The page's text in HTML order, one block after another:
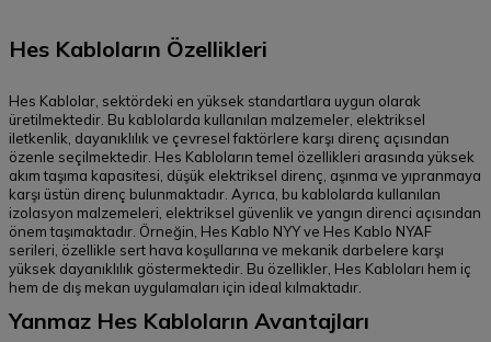
Hes Kabloların Özellikleri
Hes Kablolar, sektördeki en yüksek standartlara uygun olarak
üretilmektedir. Bu kablolarda kullanılan malzemeler, elektriksel
iletkenlik, dayanıklılık ve çevresel faktörlere karşı direnç açısından
özenle seçilmektedir. Hes Kabloların temel özellikleri arasında yüksek
akım taşıma kapasitesi, düşük elektriksel direnç, aşınma ve yıpranmaya
karşı üstün direnç bulunmaktadır. Ayrıca, bu kablolarda kullanılan
izolasyon malzemeleri, elektriksel güvenlik ve yangın direnci açısından
önem taşımaktadır. Örneğin, Hes Kablo NYY ve Hes Kablo NYAF
serileri, özellikle sert hava koşullarına ve mekanik darbelere karşı
yüksek dayanıklılık göstermektedir. Bu özellikler, Hes Kabloları hem iç
hem de dış mekan uygulamaları için ideal kılmaktadır.
Yanmaz Hes Kabloların Avantajları